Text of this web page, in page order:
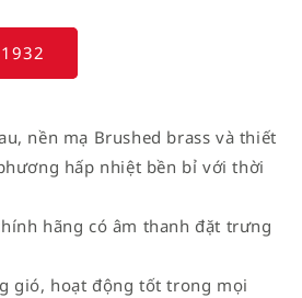
nền mạ Brushed brass và thiết
hấp nhiệt bền bỉ với thời
hãng có âm thanh đặt trưng
gió, hoạt động tốt trong mọi